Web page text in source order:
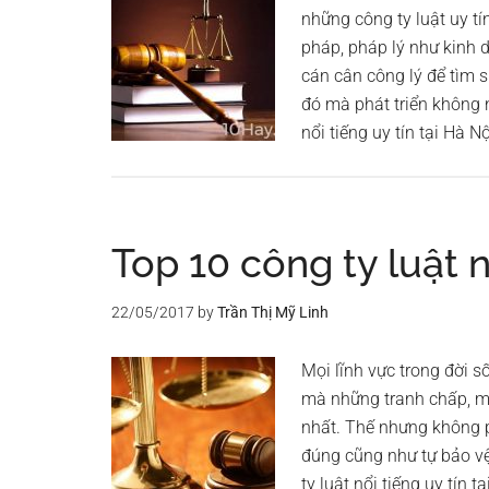
những công ty luật uy
pháp, pháp lý như kinh
cán cân công lý để tìm
đó mà phát triển không
nổi tiếng uy tín tại Hà
Top 10 công ty luật
22/05/2017 byTrần Thị Mỹ Linh
Mọi lĩnh vực trong đời
mà những tranh chấp,
nhất. Thế nhưng không
đúng cũng như tự bảo
ty luật nổi tiếng uy tín